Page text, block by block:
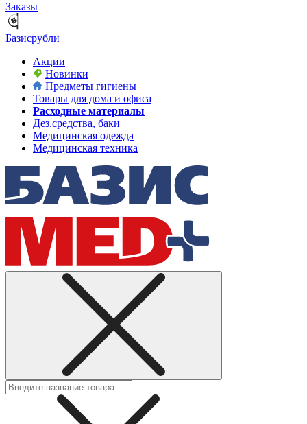
Заказы
Базисрубли
Акции
Новинки
Предметы гигиены
Товары для дома и офиса
Расходные материалы
Дез.средства, баки
Медицинская одежда
Медицинская техника